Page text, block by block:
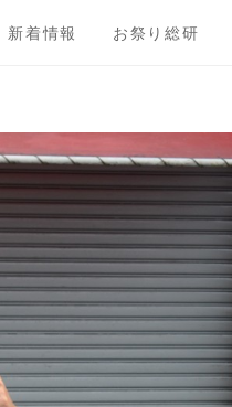
新着情報 お祭り総研